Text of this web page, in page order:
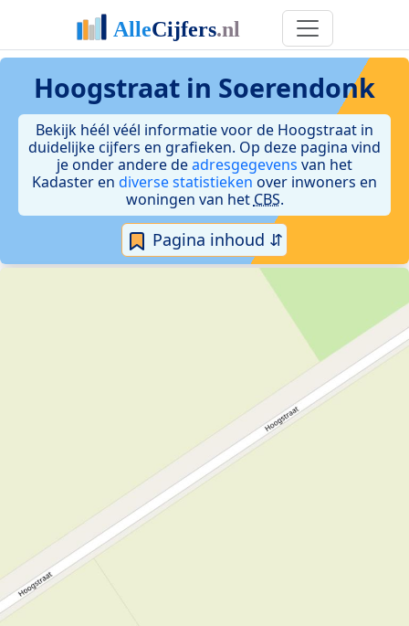
Hoogstraat in Soerendonk
Bekijk héél véél informatie voor de Hoogstraat in
duidelijke cijfers en grafieken. Op deze pagina vind
je onder andere deadresgegevens van het
Kadaster en diverse statistieken over inwoners en
woningen van het CBS.
Pagina inhoud ⇵